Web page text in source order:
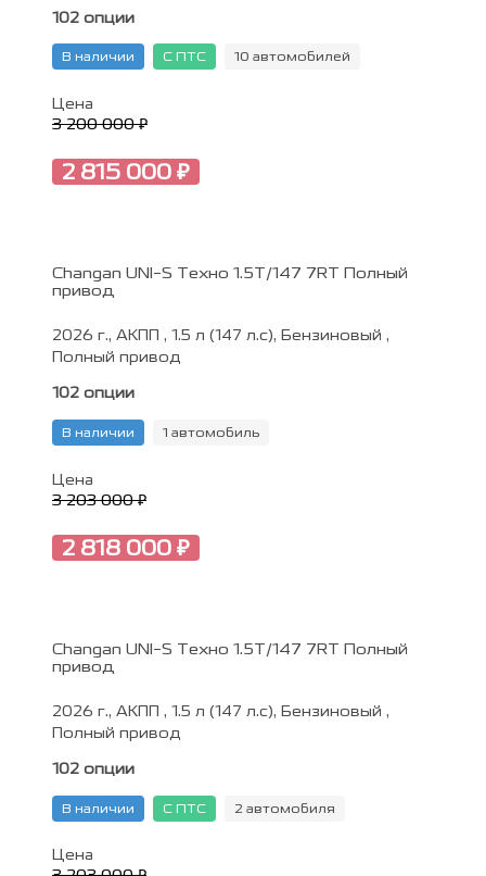
102 опции
В наличии С ПТС 10 автомобилей
Цена
3 200 000 ₽
2 815 000 ₽
Changan UNI-S Техно 1.5T/147 7RT Полный
привод
2026 г., АКПП , 1.5 л (147 л.с), Бензиновый ,
Полный привод
102 опции
В наличии 1 автомобиль
Цена
3 203 000 ₽
2 818 000 ₽
Changan UNI-S Техно 1.5T/147 7RT Полный
привод
2026 г., АКПП , 1.5 л (147 л.с), Бензиновый ,
Полный привод
102 опции
В наличии С ПТС 2 автомобиля
Цена